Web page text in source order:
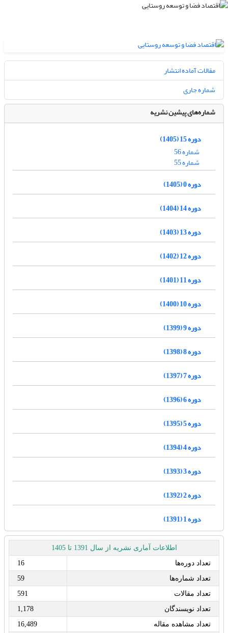
مقالات آماده انتشار
شماره جاری
شماره‌های پیشین نشریه
دوره 15 (1405)
شماره 56
شماره 55
دوره 0 (1405)
دوره 14 (1404)
دوره 13 (1403)
دوره 12 (1402)
دوره 11 (1401)
دوره 10 (1400)
دوره 9 (1399)
دوره 8 (1398)
دوره 7 (1397)
دوره 6 (1396)
دوره 5 (1395)
دوره 4 (1394)
دوره 3 (1393)
دوره 2 (1392)
دوره 1 (1391)
اطلاعات آماری نشریه از سال 1391 تا 1405
تعداد دوره‌ها
16
تعداد شماره‌ها
59
تعداد مقالات
591
تعداد نویسندگان
1,178
تعداد مشاهده مقاله
16,489